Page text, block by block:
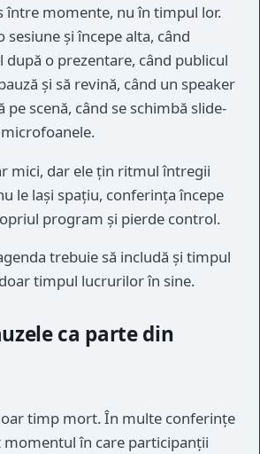
între momente, nu în timpul lor.
sesiune și începe alta, când
după o prezentare, când publicul
și să revină, când un speaker
pe scenă, când se schimbă slide-
mici, dar ele țin ritmul întregii
le lași spațiu, conferința începe
program și pierde control.
trebuie să includă și timpul
timpul lucrurilor în sine.
ca parte din
timp mort. În multe conferințe
momentul în care participanții